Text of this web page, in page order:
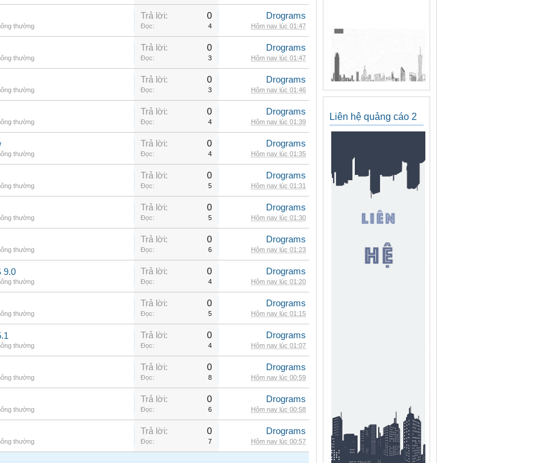
thường
Trả lời: 0
Đọc: 4
Drograms
Hôm nay lúc 01:47
thường
Trả lời: 0
Đọc: 3
Drograms
Hôm nay lúc 01:47
thường
Trả lời: 0
Đọc: 3
Drograms
Hôm nay lúc 01:46
thường
Trả lời: 0
Đọc: 4
Drograms
Hôm nay lúc 01:39
thường
Trả lời: 0
Đọc: 4
Drograms
Hôm nay lúc 01:35
thường
Trả lời: 0
Đọc: 5
Drograms
Hôm nay lúc 01:31
thường
Trả lời: 0
Đọc: 5
Drograms
Hôm nay lúc 01:30
thường
Trả lời: 0
Đọc: 6
Drograms
Hôm nay lúc 01:23
9.0
thường
Trả lời: 0
Đọc: 4
Drograms
Hôm nay lúc 01:20
thường
Trả lời: 0
Đọc: 5
Drograms
Hôm nay lúc 01:15
thường
Trả lời: 0
Đọc: 4
Drograms
Hôm nay lúc 01:07
thường
Trả lời: 0
Đọc: 8
Drograms
Hôm nay lúc 00:59
thường
Trả lời: 0
Đọc: 6
Drograms
Hôm nay lúc 00:58
thường
Trả lời: 0
Đọc: 7
Drograms
Hôm nay lúc 00:57
Liên hệ quảng cáo 2